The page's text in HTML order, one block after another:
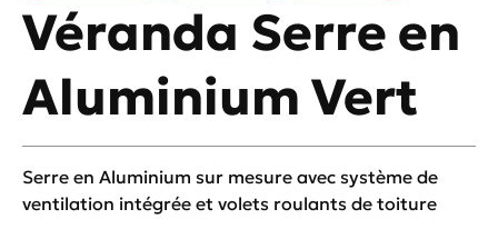
Véranda Serre en
Aluminium Vert
Serre en Aluminium sur mesure avec système de
ventilation intégrée et volets roulants de toiture